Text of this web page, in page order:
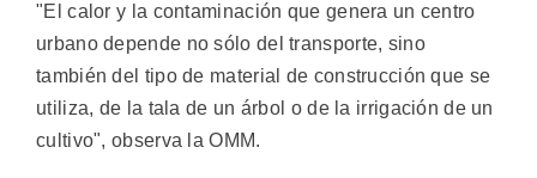
"El calor y la contaminación que genera un centro
urbano depende no sólo del transporte, sino
también del tipo de material de construcción que se
utiliza, de la tala de un árbol o de la irrigación de un
cultivo", observa la OMM.